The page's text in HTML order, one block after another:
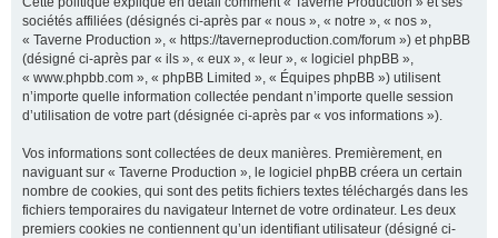
sociétés affiliées (désignés ci-après par « nous », « notre », « nos »,
« Taverne Production », « https://taverneproduction.com/forum ») et phpBB
(désigné ci-après par « ils », « eux », « leur », « logiciel phpBB »,
« www.phpbb.com », « phpBB Limited », « Équipes phpBB ») utilisent
n’importe quelle information collectée pendant n’importe quelle session
d’utilisation de votre part (désignée ci-après par « vos informations »).
Vos informations sont collectées de deux manières. Premièrement, en
naviguant sur « Taverne Production », le logiciel phpBB créera un certain
nombre de cookies, qui sont des petits fichiers textes téléchargés dans les
fichiers temporaires du navigateur Internet de votre ordinateur. Les deux
premiers cookies ne contiennent qu’un identifiant utilisateur (désigné ci-